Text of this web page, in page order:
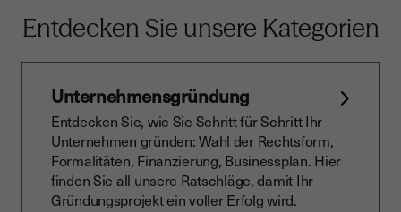
Entdecken Sie unsere Kategorien
Unternehmensgründung
Entdecken Sie, wie Sie Schritt für Schritt Ihr
Unternehmen gründen: Wahl der Rechtsform,
Formalitäten, Finanzierung, Businessplan. Hier
finden Sie all unsere Ratschläge, damit Ihr
Gründungsprojekt ein voller Erfolg wird.